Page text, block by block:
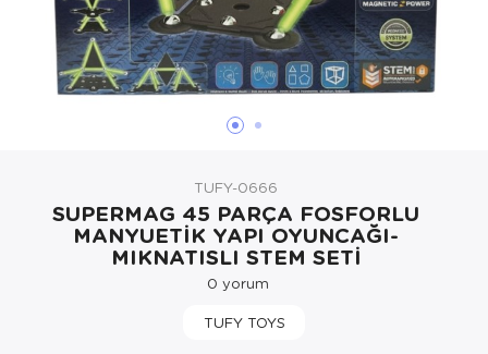
Parti ve Özel Günler
Puzzle
TUFY-0666
SUPERMAG 45 PARÇA FOSFORLU
MANYUETİK YAPI OYUNCAĞI-
MIKNATISLI STEM SETİ
0 yorum
TUFY TOYS